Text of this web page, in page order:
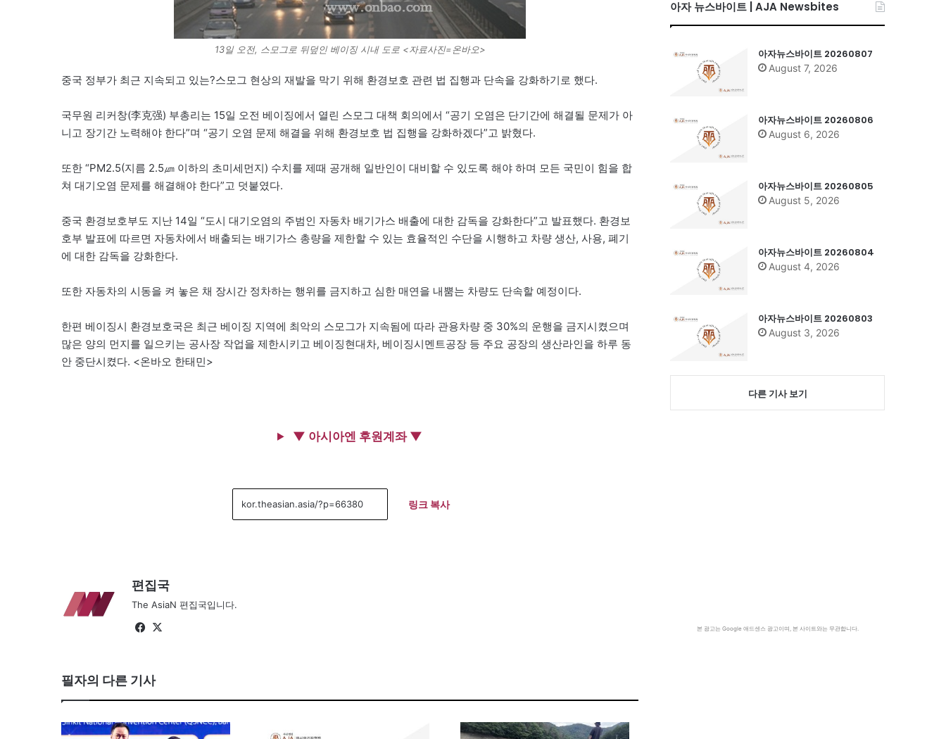
13일 오전, 스모그로 뒤덮인 베이징 시내 도로 <자료사진=온바오>
중국 정부가 최근 지속되고 있는?스모그 현상의 재발을 막기 위해 환경보호 관련 법 집행과 단속을 강화하기로 했다.
국무원 리커창(李克强) 부총리는 15일 오전 베이징에서 열린 스모그 대책 회의에서 “공기 오염은 단기간에 해결될 문제가 아
니고 장기간 노력해야 한다”며 “공기 오염 문제 해결을 위해 환경보호 법 집행을 강화하겠다”고 밝혔다.
또한 “PM2.5(지름 2.5㎛ 이하의 초미세먼지) 수치를 제때 공개해 일반인이 대비할 수 있도록 해야 하며 모든 국민이 힘을 합
쳐 대기오염 문제를 해결해야 한다”고 덧붙였다.
중국 환경보호부도 지난 14일 “도시 대기오염의 주범인 자동차 배기가스 배출에 대한 감독을 강화한다”고 발표했다. 환경보
호부 발표에 따르면 자동차에서 배출되는 배기가스 총량을 제한할 수 있는 효율적인 수단을 시행하고 차량 생산, 사용, 폐기
에 대한 감독을 강화한다.
또한 자동차의 시동을 켜 놓은 채 장시간 정차하는 행위를 금지하고 심한 매연을 내뿜는 차량도 단속할 예정이다.
한편 베이징시 환경보호국은 최근 베이징 지역에 최악의 스모그가 지속됨에 따라 관용차량 중 30%의 운행을 금지시켰으며
많은 양의 먼지를 일으키는 공사장 작업을 제한시키고 베이징현대차, 베이징시멘트공장 등 주요 공장의 생산라인을 하루 동
안 중단시켰다. <온바오 한태민>
▼ 아시아엔 후원계좌 ▼
링크 복사
편집국
The AsiaN 편집국입니다.
Fa
ok
필자의 다른 기사
아자 뉴스바이트 | AJA Newsbites
아자뉴스바이트 20260807
August 7, 2026
아자뉴스바이트 20260806
August 6, 2026
아자뉴스바이트 20260805
August 5, 2026
아자뉴스바이트 20260804
August 4, 2026
아자뉴스바이트 20260803
August 3, 2026
다른 기사 보기
본 광고는 Google 애드센스 광고이며, 본 사이트와는 무관합니다.